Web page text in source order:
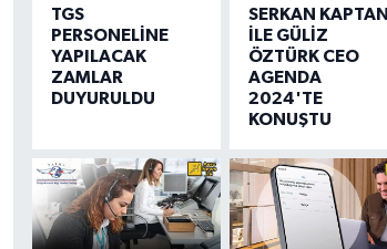
TGS
PERSONELİNE
YAPILACAK
ZAMLAR
DUYURULDU
SERKAN KAPTAN
İLE GÜLİZ
ÖZTÜRK CEO
AGENDA
2024'TE
KONUŞTU